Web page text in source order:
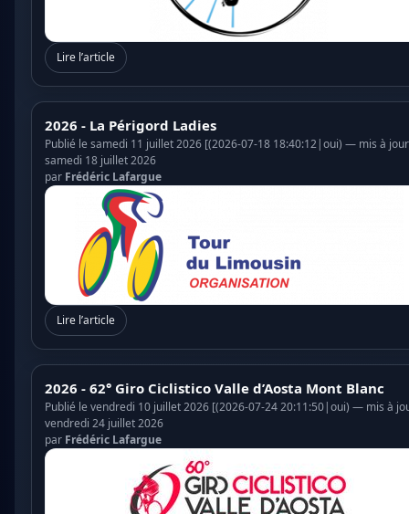
Lire l’article
2026 - La Périgord Ladies
Publié le samedi 11 juillet 2026 [(2026-07-18 18:40:12|oui) — mis à
samedi 18 juillet 2026
par Frédéric Lafargue
Lire l’article
2026 - 62° Giro Ciclistico Valle d’Aosta Mont Blanc
Publié le vendredi 10 juillet 2026 [(2026-07-24 20:11:50|oui) — mis à
vendredi 24 juillet 2026
par Frédéric Lafargue